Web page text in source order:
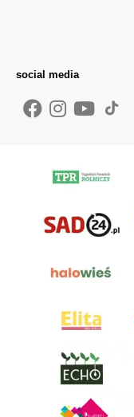
social media